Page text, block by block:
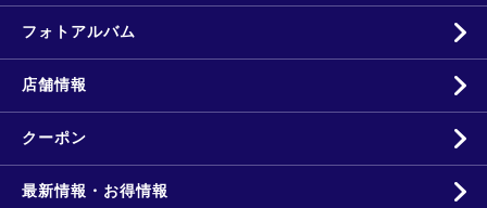
フォトアルバム
店舗情報
クーポン
最新情報・お得情報